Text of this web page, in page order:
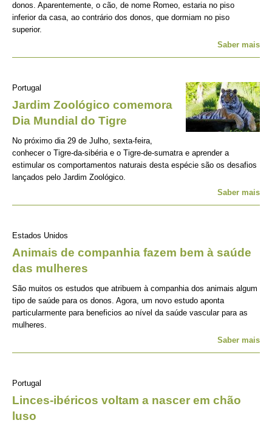
donos. Aparentemente, o cão, de nome Romeo, estaria no piso
inferior da casa, ao contrário dos donos, que dormiam no piso
superior.
Saber mais
Portugal
Jardim Zoológico comemora
Dia Mundial do Tigre
No próximo dia 29 de Julho, sexta-feira,
conhecer o Tigre-da-sibéria e o Tigre-de-sumatra e aprender a
estimular os comportamentos naturais desta espécie são os desafios
lançados pelo Jardim Zoológico.
Saber mais
Estados Unidos
Animais de companhia fazem bem à saúde
das mulheres
São muitos os estudos que atribuem à companhia dos animais algum
tipo de saúde para os donos. Agora, um novo estudo aponta
particularmente para beneficios ao nível da saúde vascular para as
mulheres.
Saber mais
Portugal
Linces-ibéricos voltam a nascer em chão
luso